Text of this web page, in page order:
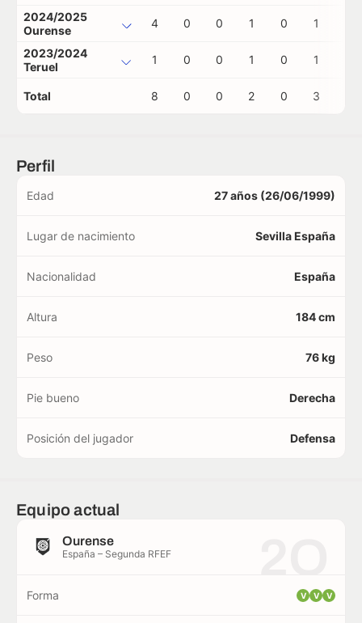
2024/2025
Ourense
4 0 0 1 0 1
2023/2024
Teruel
1 0 0 1 0 1
Total 8 0 0 2 0 3
Perfil
Edad 27 años (26/06/1999)
Lugar de nacimiento Sevilla España
Nacionalidad España
Altura 184 cm
Peso 76 kg
Pie bueno Derecha
Posición del jugador Defensa
Equipo actual
Ourense
España – Segunda RFEF
Forma V V V